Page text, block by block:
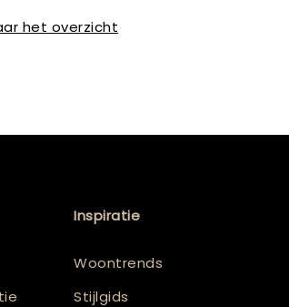
het overzicht
Inspiratie
Woontrends
Stijlgids